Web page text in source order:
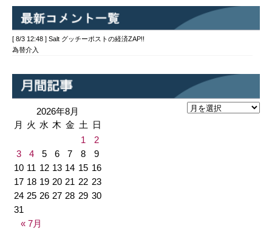
[ 8/3 12:48 ] Salt グッチーポストの経済ZAP!!
為替介入
2026年8月
月 火 水 木 金 土 日
« 7月
1
2
3
4 5 6 7 8
9
10 11 12 13 14 15 16
17 18 19 20 21 22 23
24 25 26 27 28 29 30
31